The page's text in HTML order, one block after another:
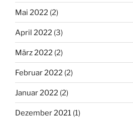
Mai 2022 (2)
April 2022 (3)
März 2022 (2)
Februar 2022 (2)
Januar 2022 (2)
Dezember 2021 (1)